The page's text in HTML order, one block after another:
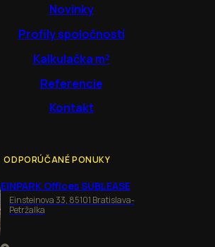
Novinky
Profily spoločností
Kalkulačka m²
Referencie
Kontakt
ODPORÚČANÉ PONUKY
EINPARK Offices SUBLEASE
Einsteinova 33, 85101 Bratislava-
Petržalka